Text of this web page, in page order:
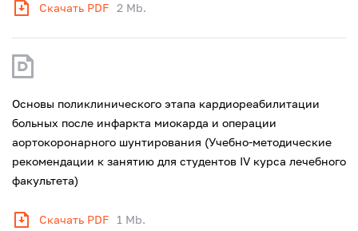
Скачать PDF 2 Mb.
Основы поликлинического этапа кардиореабилитации
больных после инфаркта миокарда и операции
аортокоронарного шунтирования (Учебно-методические
рекомендации к занятию для студентов IV курса лечебного
факультета)
Скачать PDF 1 Mb.